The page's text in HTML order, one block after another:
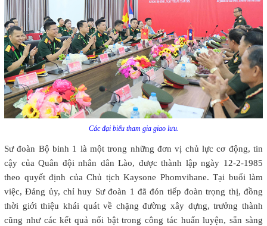
Các đại biểu tham gia giao lưu.
Sư đoàn Bộ binh 1 là một trong những đơn vị chủ lực cơ động, tin
cậy của Quân đội nhân dân Lào, được thành lập ngày 12-2-1985
theo quyết định của Chủ tịch Kaysone Phomvihane. Tại buổi làm
việc, Đảng ủy, chỉ huy Sư đoàn 1 đã đón tiếp đoàn trọng thị, đồng
thời giới thiệu khái quát về chặng đường xây dựng, trưởng thành
cũng như các kết quả nổi bật trong công tác huấn luyện, sẵn sàng